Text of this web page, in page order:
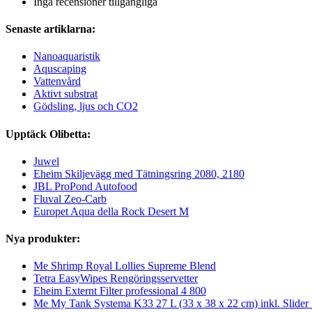
Senaste artiklarna:
Nanoaquaristik
Aquscaping
Vattenvård
Aktivt substrat
Gödsling, ljus och CO2
Upptäck Olibetta:
Juwel
Eheim Skiljevägg med Tätningsring 2080, 2180
JBL ProPond Autofood
Fluval Zeo-Carb
Europet Aqua della Rock Desert M
Nya produkter:
Me Shrimp Royal Lollies Supreme Blend
Tetra EasyWipes Rengöringsservetter
Eheim Externt Filter professional 4 800
Me My Tank Systema K33 27 L (33 x 38 x 22 cm) inkl. Slider